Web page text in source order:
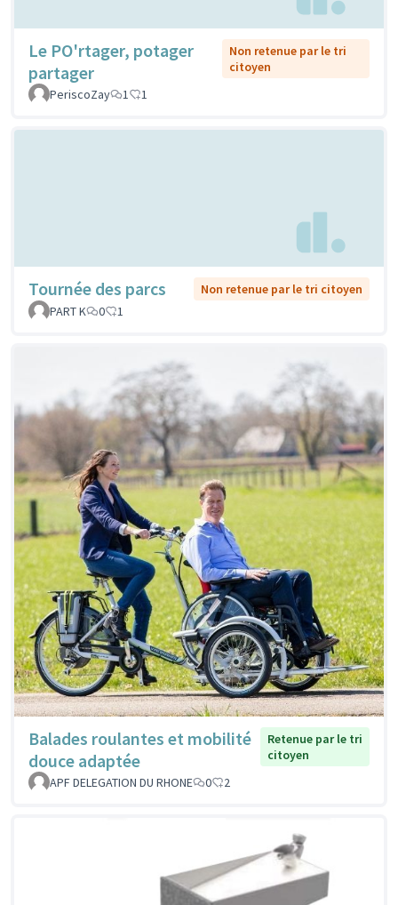
Le PO'rtager, potager
partager
Non retenue par le tri
citoyen
PeriscoZay
1 1
Tournée des parcs
Non retenue par le tri citoyen
PART K
0 1
Balades roulantes et mobilité
douce adaptée
Retenue par le tri
citoyen
APF DELEGATION DU RHONE
0 2